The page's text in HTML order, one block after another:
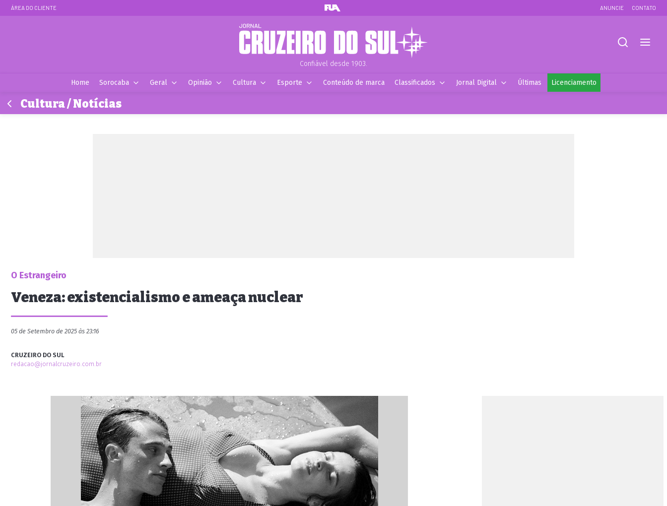
ÁREA DO CLIENTE ANUNCIE CONTATO
Confiável desde 1903.
Home Sorocaba Geral Opinião Cultura Esporte Conteúdo de marca Classificados Jornal Digital Últimas Licenciamento
Cultura / Notícias
O Estrangeiro
Veneza: existencialismo e ameaça nuclear
05 de Setembro de 2025 às 23:16
CRUZEIRO DO SUL
redacao@jornalcruzeiro.com.br